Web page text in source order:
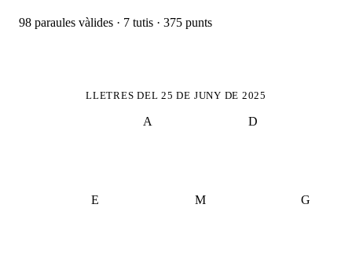
98 paraules vàlides · 7 tutis · 375 punts
LLETRES DEL25 DE JUNY DE 2025
M
A D
E G